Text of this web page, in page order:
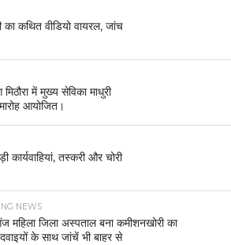
का कथित वीडियो वायरल, जांच
में मुख्य सेविका माधुरी
आयोजित।
तस्करी और चोरी
NEWS
महिला जिला अस्पताल बना कमीशनखोरी का
के साथ जांचें भी बाहर से